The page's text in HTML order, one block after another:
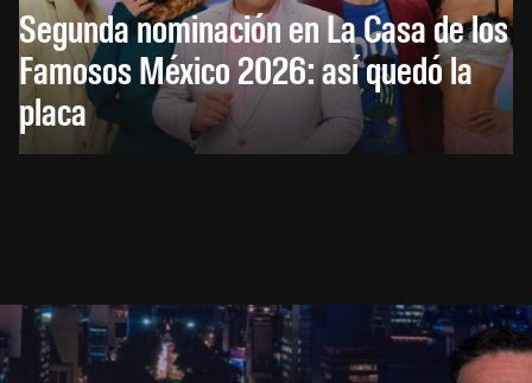
Segunda nominación en La Casa de los
Famosos México 2026: así quedó la
placa